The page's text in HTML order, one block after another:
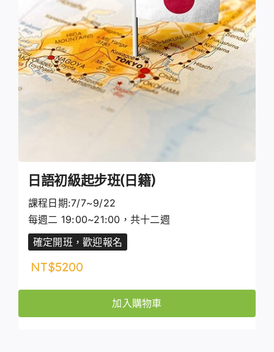
日語初級起步班(日籍)
課程日期:7/7~9/22
每週二 19:00~21:00，共十二週
確定開班，歡迎報名
NT$5200
加入購物車